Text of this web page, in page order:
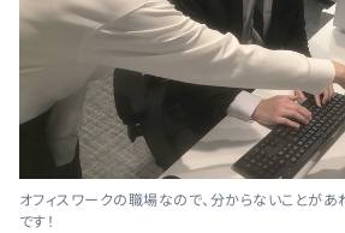
オフィスワークの職場なので、分からないことが
です！